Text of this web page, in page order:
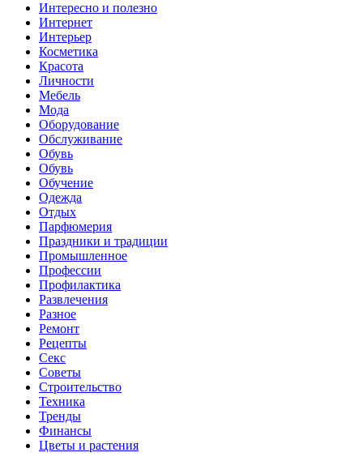
Интересно и полезно
Интернет
Интерьер
Косметика
Красота
Личности
Мебель
Мода
Оборудование
Обслуживание
Обувь
Обувь
Обучение
Одежда
Отдых
Парфюмерия
Праздники и традиции
Промышленное
Профессии
Профилактика
Развлечения
Разное
Ремонт
Рецепты
Секс
Советы
Строительство
Техника
Тренды
Финансы
Цветы и растения